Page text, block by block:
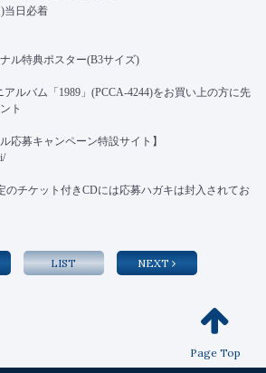
当日必着
ル特典ポスター(B3サイズ)
ルバム「1989」(PCCA-4244)をお買い上の方に先
ト
応募キャンペーン特設サイト】
チケット付きCDには応募ハガキは封入されてお
LIST NEXT
Page Top